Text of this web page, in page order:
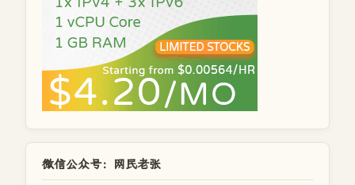
微信公众号：网民老张